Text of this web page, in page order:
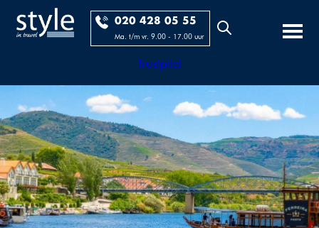
020 428 05 55
Ma. t/m vr. 9.00 - 17.00 uur
Trustpilot